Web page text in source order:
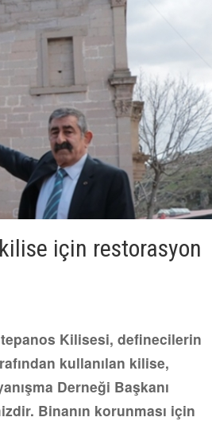
için restorasyon
Kilisesi, definecilerin
kullanılan kilise,
Derneği Başkanı
Binanın korunması için